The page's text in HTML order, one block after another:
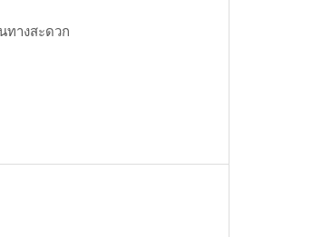
ทางสะดวก